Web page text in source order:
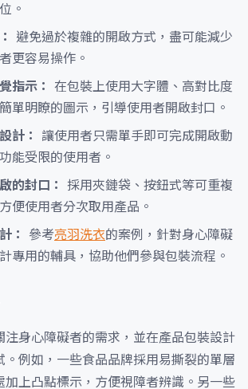
。
避免過於複雜的開啟方式，盡可能減少
更容易操作。
指示： 在包裝上使用大字體、高對比度
單明瞭的圖示，引導使用者開啟封口。
計：
讓使用者只需單手即可完成開啟動
能受限的使用者。
的封口： 採用夾鏈袋、按鈕式等可重複
便使用者分次取用產品。
：
參考亮羽洗衣的案例，針對身心障礙
專用的輔具，協助他們參與包裝流程。
注身心障礙者的需求，並在產品包裝設計
。例如，一些食品品牌採用易撕裂的單層
加上凸點標示，方便視障者辨識。另一些